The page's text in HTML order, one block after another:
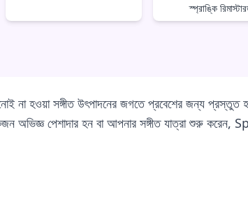
স্প্রাঙ্কি
সঙ্গীত উৎপাদনের জগতে প্রবেশের জন্য প্রস্তুত
একজন অভিজ্ঞ পেশাদার হন বা আপনার সঙ্গীত যাত্রা